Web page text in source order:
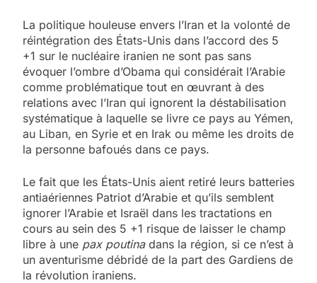
La politique houleuse envers l’Iran et la volonté de
réintégration des États-Unis dans l’accord des 5
+1 sur le nucléaire iranien ne sont pas sans
évoquer l’ombre d’Obama qui considérait l’Arabie
comme problématique tout en œuvrant à des
relations avec l’Iran qui ignorent la déstabilisation
systématique à laquelle se livre ce pays au Yémen,
au Liban, en Syrie et en Irak ou même les droits de
la personne bafoués dans ce pays.
Le fait que les États-Unis aient retiré leurs batteries
antiaériennes Patriot d’Arabie et qu’ils semblent
ignorer l’Arabie et Israël dans les tractations en
cours au sein des 5 +1 risque de laisser le champ
libre à une pax poutina dans la région, si ce n’est à
un aventurisme débridé de la part des Gardiens de
la révolution iraniens.